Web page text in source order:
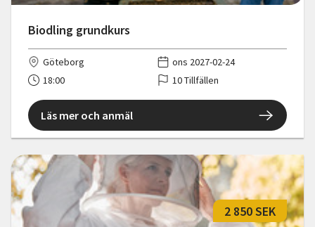
Biodling grundkurs
Göteborg
ons 2027-02-24
18:00
10 Tillfällen
Läs mer och anmäl
2 850 SEK